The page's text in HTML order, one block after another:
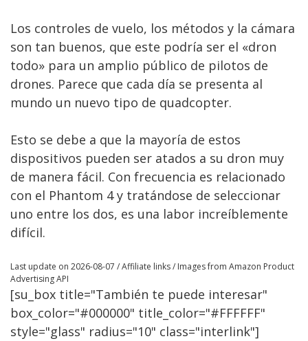
Los controles de vuelo, los métodos y la cámara
son tan buenos, que este podría ser el «dron
todo» para un amplio público de pilotos de
drones. Parece que cada día se presenta al
mundo un nuevo tipo de quadcopter.
Esto se debe a que la mayoría de estos
dispositivos pueden ser atados a su dron muy
de manera fácil. Con frecuencia es relacionado
con el Phantom 4 y tratándose de seleccionar
uno entre los dos, es una labor increíblemente
difícil.
Last update on 2026-08-07 / Affiliate links / Images from Amazon Product
Advertising API
[su_box title="También te puede interesar"
box_color="#000000" title_color="#FFFFFF"
style="glass" radius="10" class="interlink"]